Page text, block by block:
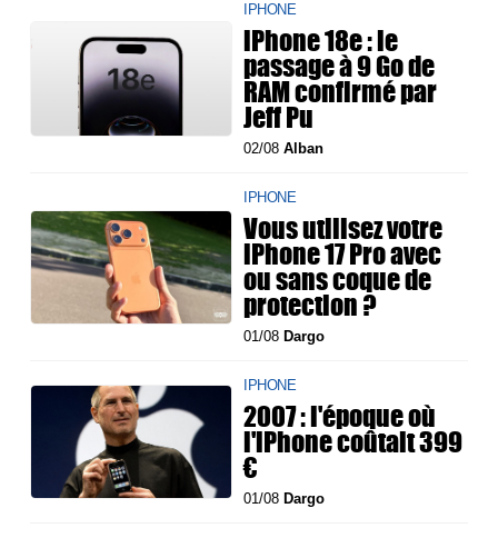
IPHONE
iPhone 18e : le
passage à 9 Go de
RAM confirmé par
Jeff Pu
02/08Alban
IPHONE
Vous utilisez votre
iPhone 17 Pro avec
ou sans coque de
protection ?
01/08 Dargo
IPHONE
2007 : l'époque où
l'iPhone coûtait 399
€
01/08 Dargo